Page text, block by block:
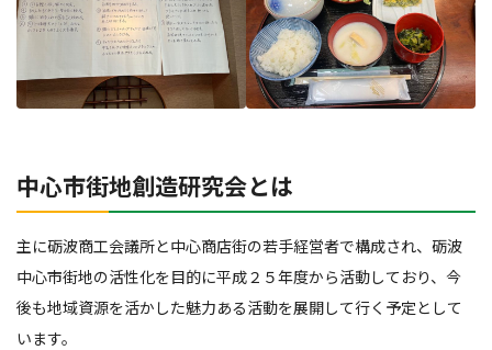
中心市街地創造研究会とは
主に砺波商工会議所と中心商店街の若手経営者で構成され、砺波
中心市街地の活性化を目的に平成２５年度から活動しており、今
後も地域資源を活かした魅力ある活動を展開して行く予定として
います。